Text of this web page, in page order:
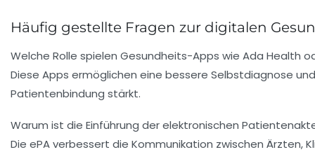
Häufig gestellte Fragen zur digitalen
Welche Rolle spielen Gesundheits-Apps wie Ada Health
Diese Apps ermöglichen eine bessere Selbstdiagnose
Patientenbindung stärkt.
Warum ist die Einführung der elektronischen
Die ePA verbessert die Kommunikation zwischen